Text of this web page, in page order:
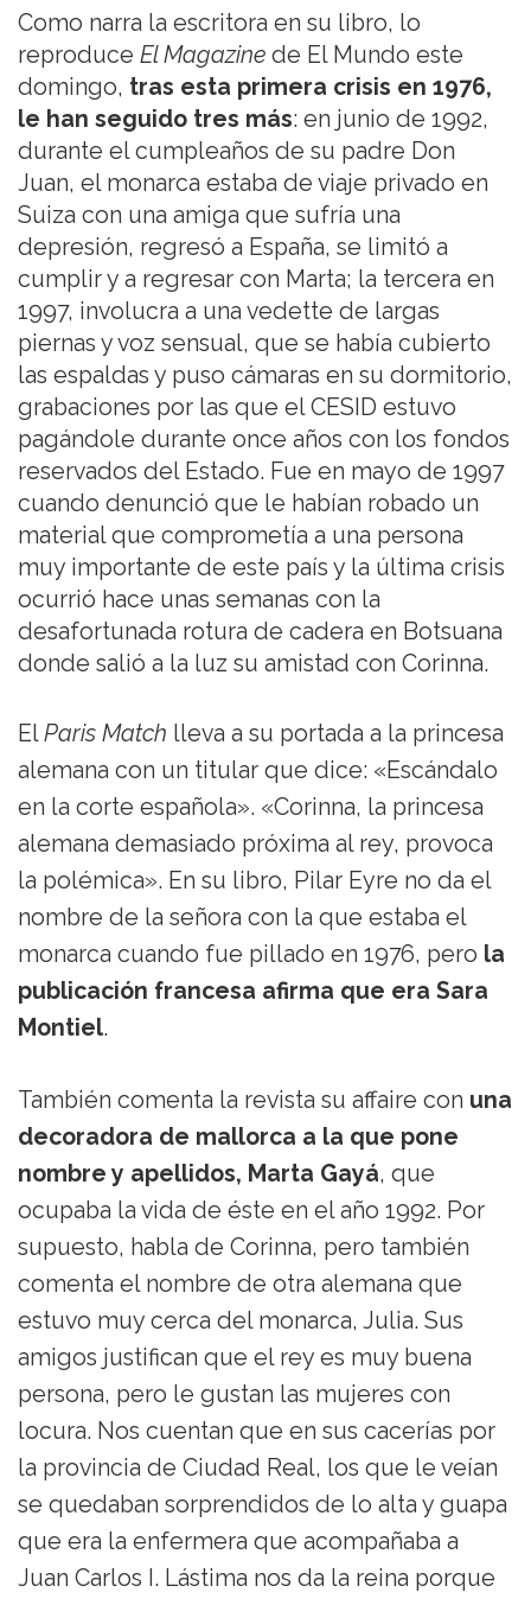
Como narra la escritora en su libro, lo
reproduce El Magazine de El Mundo este
domingo, tras esta primera crisis en 1976,
le han seguido tres más: en junio de 1992,
durante el cumpleaños de su padre Don
Juan, el monarca estaba de viaje privado en
Suiza con una amiga que sufría una
depresión, regresó a España, se limitó a
cumplir y a regresar con Marta; la tercera en
1997, involucra a una vedette de largas
piernas y voz sensual, que se había cubierto
las espaldas y puso cámaras en su dormitorio,
grabaciones por las que el CESID estuvo
pagándole durante once años con los fondos
reservados del Estado. Fue en mayo de 1997
cuando denunció que le habían robado un
material que comprometía a una persona
muy importante de este país y la última crisis
ocurrió hace unas semanas con la
desafortunada rotura de cadera en Botsuana
donde salió a la luz su amistad con Corinna.
ElParis Match lleva a su portada a la princesa
alemana con un titular que dice: «Escándalo
en la corte española». «Corinna, la princesa
alemana demasiado próxima al rey, provoca
la polémica». En su libro, Pilar Eyre no da el
nombre de la señora con la que estaba el
monarca cuando fue pillado en 1976, pero la
publicación francesa afirma que era Sara
Montiel.
También comenta la revista su affaire con una
decoradora de mallorca a la que pone
nombre y apellidos, Marta Gayá, que
ocupaba la vida de éste en el año 1992. Por
supuesto, habla de Corinna, pero también
comenta el nombre de otra alemana que
estuvo muy cerca del monarca, Julia. Sus
amigos justifican que el rey es muy buena
persona, pero le gustan las mujeres con
locura. Nos cuentan que en sus cacerías por
la provincia de Ciudad Real, los que le veían
se quedaban sorprendidos de lo alta y guapa
que era la enfermera que acompañaba a
Juan Carlos I. Lástima nos da la reina porque